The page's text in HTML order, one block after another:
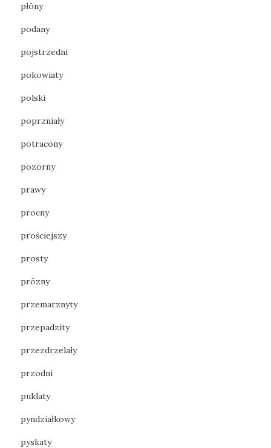
płōny
podany
pojstrzedni
pokowiaty
polski
poprzniały
potracōny
pozorny
prawy
procny
prościejszy
prosty
prōzny
przemarznyty
przepadzity
przezdrzelały
przodni
puklaty
pyndziałkowy
pyskaty